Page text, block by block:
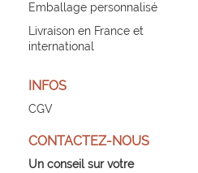
Emballage personnalisé
Livraison en France et
international
INFOS
CGV
CONTACTEZ-NOUS
Un conseil sur votre